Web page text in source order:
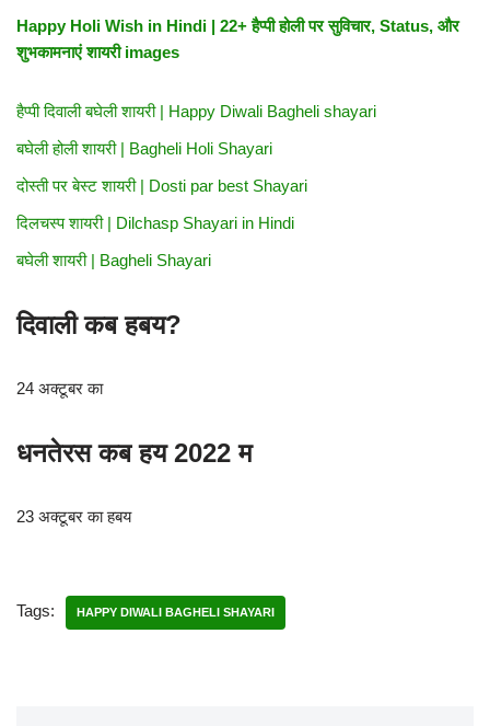
Happy Holi Wish in Hindi | 22+ हैप्पी होली पर सुविचार, Status, और
शुभकामनाएं शायरी images
हैप्पी दिवाली बघेली शायरी | Happy Diwali Bagheli shayari
बघेली होली शायरी | Bagheli Holi Shayari
दोस्ती पर बेस्ट शायरी | Dosti par best Shayari
दिलचस्प शायरी | Dilchasp Shayari in Hindi
बघेली शायरी | Bagheli Shayari
दिवाली कब हबय?
24 अक्टूबर का
धनतेरस कब हय 2022 म
23 अक्टूबर का हबय
Tags: HAPPY DIWALI BAGHELI SHAYARI